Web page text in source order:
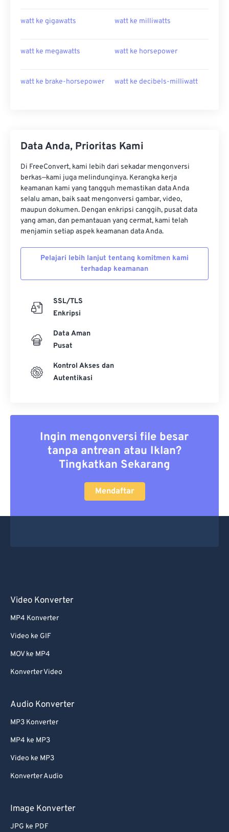
watt ke gigawatts watt ke milliwatts
watt ke megawatts watt ke horsepower
watt ke brake-horsepower watt ke decibels-milliwatt
Data Anda, Prioritas Kami
Di FreeConvert, kami lebih dari sekadar mengonversi
berkas—kami juga melindunginya. Kerangka kerja
keamanan kami yang tangguh memastikan data Anda
selalu aman, baik saat mengonversi gambar, video,
maupun dokumen. Dengan enkripsi canggih, pusat data
yang aman, dan pemantauan yang cermat, kami telah
menjamin setiap aspek keamanan data Anda.
Pelajari lebih lanjut tentang komitmen kami
terhadap keamanan
SSL/TLS
Enkripsi
Data Aman
Pusat
Kontrol Akses dan
Autentikasi
Ingin mengonversi file besar
tanpa antrean atau Iklan?
Tingkatkan Sekarang
Mendaftar
Video Konverter
MP4 Konverter
Video ke GIF
MOV ke MP4
Konverter Video
Audio Konverter
MP3 Konverter
MP4 ke MP3
Video ke MP3
Konverter Audio
Image Konverter
JPG ke PDF